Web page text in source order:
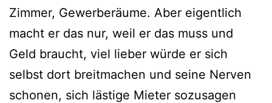
Zimmer, Gewerberäume. Aber eigent­lich
macht er das nur, weil er das muss und
Geld braucht, viel lie­ber wür­de er sich
selbst dort breit­ma­chen und sei­ne Nerven
scho­nen, sich läs­ti­ge Mieter sozu­sa­gen